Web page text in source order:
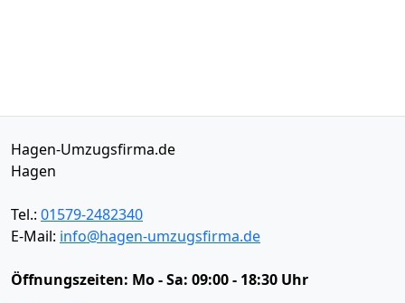
Hagen-Umzugsfirma.de
Hagen
Tel.: 01579-2482340
E-Mail: info@hagen-umzugsfirma.de
Öffnungszeiten: Mo - Sa: 09:00 - 18:30 Uhr